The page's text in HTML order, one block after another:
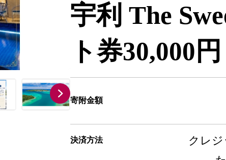
宇利 The
ト券30,000
寄附金額
決済方法
クレジ